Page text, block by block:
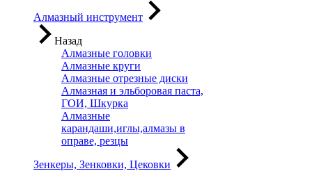
Алмазный инструмент
Назад
Алмазные головки
Алмазные круги
Алмазные отрезные диски
Алмазная и эльборовая паста,
ГОИ, Шкурка
Алмазные
карандаши,иглы,алмазы в
оправе, резцы
Зенкеры, Зенковки, Цековки